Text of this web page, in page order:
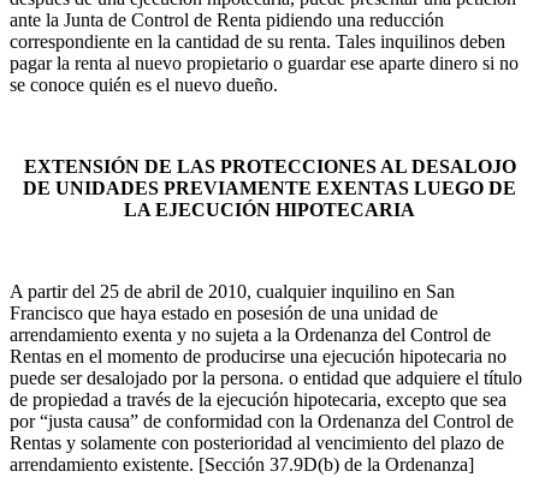
ante la Junta de Control de Renta pidiendo una reducción
correspondiente en la cantidad de su renta. Tales inquilinos deben
pagar la renta al nuevo propietario o guardar ese aparte dinero si no
se conoce quién es el nuevo dueño.
EXTENSIÓN DE LAS PROTECCIONES AL DESALOJO
DE UNIDADES PREVIAMENTE EXENTAS LUEGO DE
LA EJECUCIÓN HIPOTECARIA
A partir del 25 de abril de 2010, cualquier inquilino en San
Francisco que haya estado en posesión de una unidad de
arrendamiento exenta y no sujeta a la Ordenanza del Control de
Rentas en el momento de producirse una ejecución hipotecaria no
puede ser desalojado por la persona. o entidad que adquiere el título
de propiedad a través de la ejecución hipotecaria, excepto que sea
por “justa causa” de conformidad con la Ordenanza del Control de
Rentas y solamente con posterioridad al vencimiento del plazo de
arrendamiento existente. [Sección 37.9D(b) de la Ordenanza]